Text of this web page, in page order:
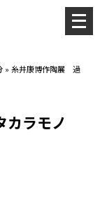
»糸井康博作陶展 過
ラモノ
メ
ニ
ー